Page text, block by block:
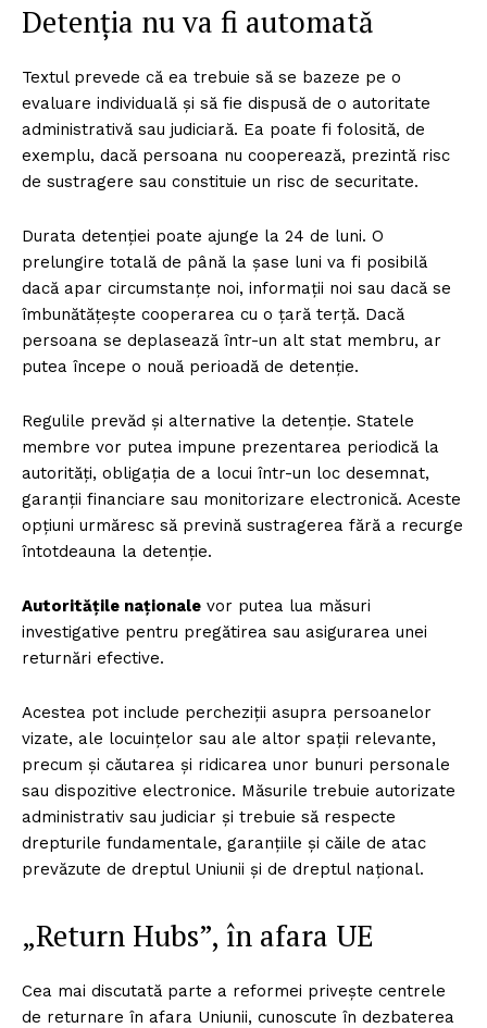
Detenția nu va fi automată
Textul prevede că ea trebuie să se bazeze pe o
evaluare individuală și să fie dispusă de o autoritate
administrativă sau judiciară. Ea poate fi folosită, de
exemplu, dacă persoana nu cooperează, prezintă risc
de sustragere sau constituie un risc de securitate.
Durata detenției poate ajunge la 24 de luni. O
prelungire totală de până la șase luni va fi posibilă
dacă apar circumstanțe noi, informații noi sau dacă se
îmbunătățește cooperarea cu o țară terță. Dacă
persoana se deplasează într-un alt stat membru, ar
putea începe o nouă perioadă de detenție.
Regulile prevăd și alternative la detenție. Statele
membre vor putea impune prezentarea periodică la
autorități, obligația de a locui într-un loc desemnat,
garanții financiare sau monitorizare electronică. Aceste
opțiuni urmăresc să prevină sustragerea fără a recurge
întotdeauna la detenție.
Autoritățile naționale vor putea lua măsuri
investigative pentru pregătirea sau asigurarea unei
returnări efective.
Acestea pot include percheziții asupra persoanelor
vizate, ale locuințelor sau ale altor spații relevante,
precum și căutarea și ridicarea unor bunuri personale
sau dispozitive electronice. Măsurile trebuie autorizate
administrativ sau judiciar și trebuie să respecte
drepturile fundamentale, garanțiile și căile de atac
prevăzute de dreptul Uniunii și de dreptul național.
„Return Hubs”, în afara UE
Cea mai discutată parte a reformei privește centrele
de returnare în afara Uniunii, cunoscute în dezbaterea